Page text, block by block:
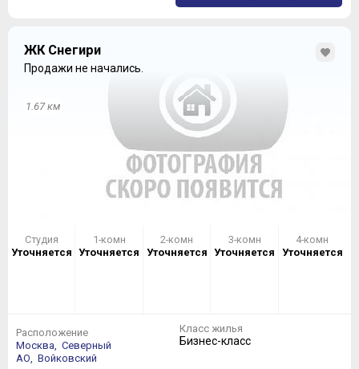
ЖК Снегири
Продажи не начались.
1.67 км
Студия
Уточняется
1-комн
Уточняется
2-комн
Уточняется
3-комн
Уточняется
4-комн
Уточняется
Расположение
Москва,
Северный
АО,
Войковский
Класс жилья
Бизнес-класс